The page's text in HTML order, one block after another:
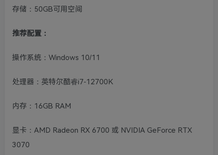
存储：50GB可用空间
推荐配置：
操作系统：Windows 10/11
处理器：英特尔酷睿i7-12700K
内存：16GB RAM
显卡：AMD Radeon RX 6700 或 NVIDIA GeForce RTX
3070